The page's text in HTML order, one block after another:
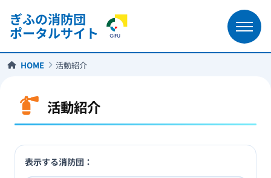
ぎふの消防団
ポータルサイト
HOME 活動紹介
活動紹介
表示する消防団：